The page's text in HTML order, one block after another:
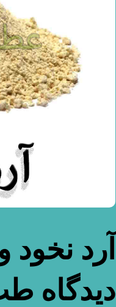
آرد
دیدگاه